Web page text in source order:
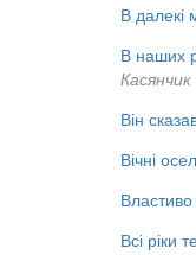
В далекі
В наших
Касянчик
Він
Вічні
Всі ріки